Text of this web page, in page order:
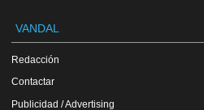
VANDAL
Redacción
Contactar
Publicidad / Advertising